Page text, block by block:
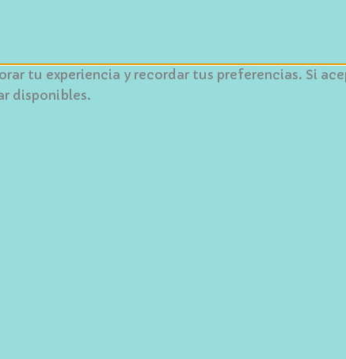
tu experiencia y recordar tus preferencias. Si
disponibles.